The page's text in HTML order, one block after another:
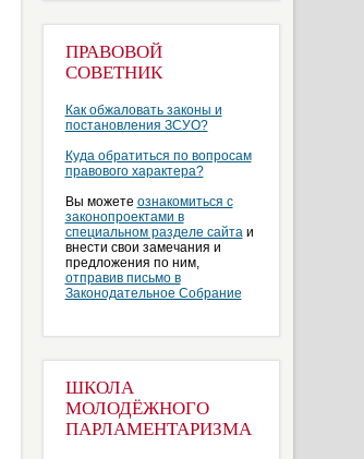
ПРАВОВОЙ
СОВЕТНИК
Как обжаловать законы и
постановления ЗСУО?
Куда обратиться по вопросам
правового характера?
Вы можете ознакомиться с
законопроектами в
специальном разделе сайтаи
внести свои замечания и
предложения по ним,
отправив письмо в
Законодательное Собрание
ШКОЛА
МОЛОДЁЖНОГО
ПАРЛАМЕНТАРИЗМА